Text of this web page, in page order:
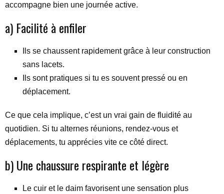
accompagne bien une journée active.
a) Facilité à enfiler
Ils se chaussent rapidement grâce à leur construction
sans lacets.
Ils sont pratiques si tu es souvent pressé ou en
déplacement.
Ce que cela implique, c’est un vrai gain de fluidité au
quotidien. Si tu alternes réunions, rendez-vous et
déplacements, tu apprécies vite ce côté direct.
b) Une chaussure respirante et légère
Le cuir et le daim favorisent une sensation plus